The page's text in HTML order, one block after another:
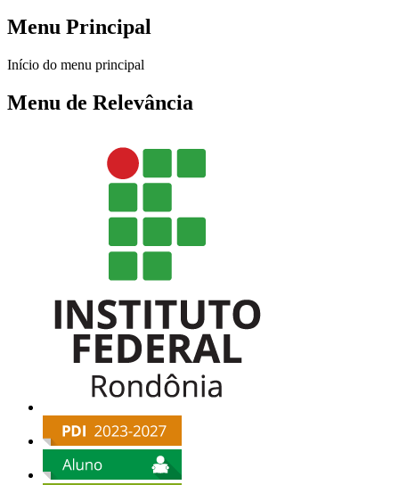
Menu Principal
Início do menu principal
Menu de Relevância